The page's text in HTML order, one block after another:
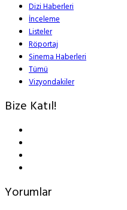
Dizi Haberleri
İnceleme
Listeler
Röportaj
Sinema Haberleri
Tümü
Vizyondakiler
Bize Katıl!
Yorumlar